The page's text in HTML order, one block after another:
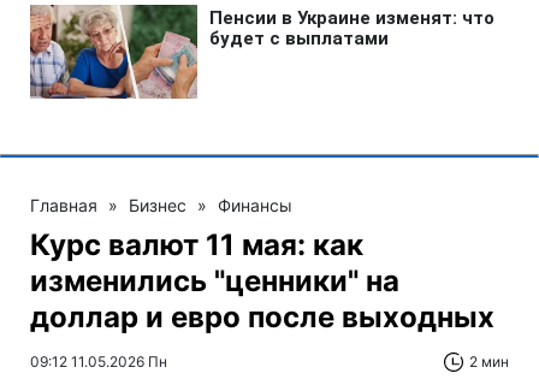
Главная » Бизнес » Финансы
Курс валют 11 мая: как
изменились "ценники" на
доллар и евро после выходных
09:12 11.05.2026 Пн 2 мин